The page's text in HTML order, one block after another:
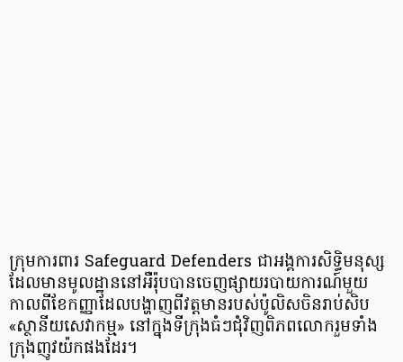
ក្រុម​ការ​ពារ​ Safeguard Defenders ជាអង្គការសិទ្ធិមនុស្ស
ដែលមានមូលដ្ឋាននៅអឺរ៉ុប​បានចេញ​ផ្សាយរបាយការណ៍មួយ
កាលពីខែកញ្ញា​ដែលបង្ហាញពីវត្តមានរបស់ប៉ូលិសចិន​រាប់សិប
«ស្ថានីយសេវាកម្ម»​ នៅក្នុងទីក្រុងធំៗជុំវិញពិភពលោករួមទាំង
ក្រុង​ញូវយ៉កផងដែរ។​